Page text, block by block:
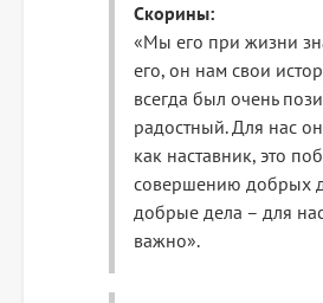
Скорины:
«Мы его при жизни
его, он нам свои
всегда был очень
радостный. Для нас
как наставник, это
совершению добрых
добрые дела – для
важно».